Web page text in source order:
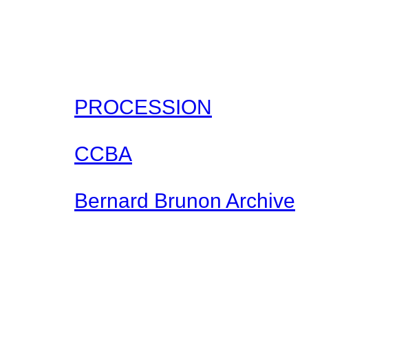
PROCESSION
CCBA
Bernard Brunon Archive